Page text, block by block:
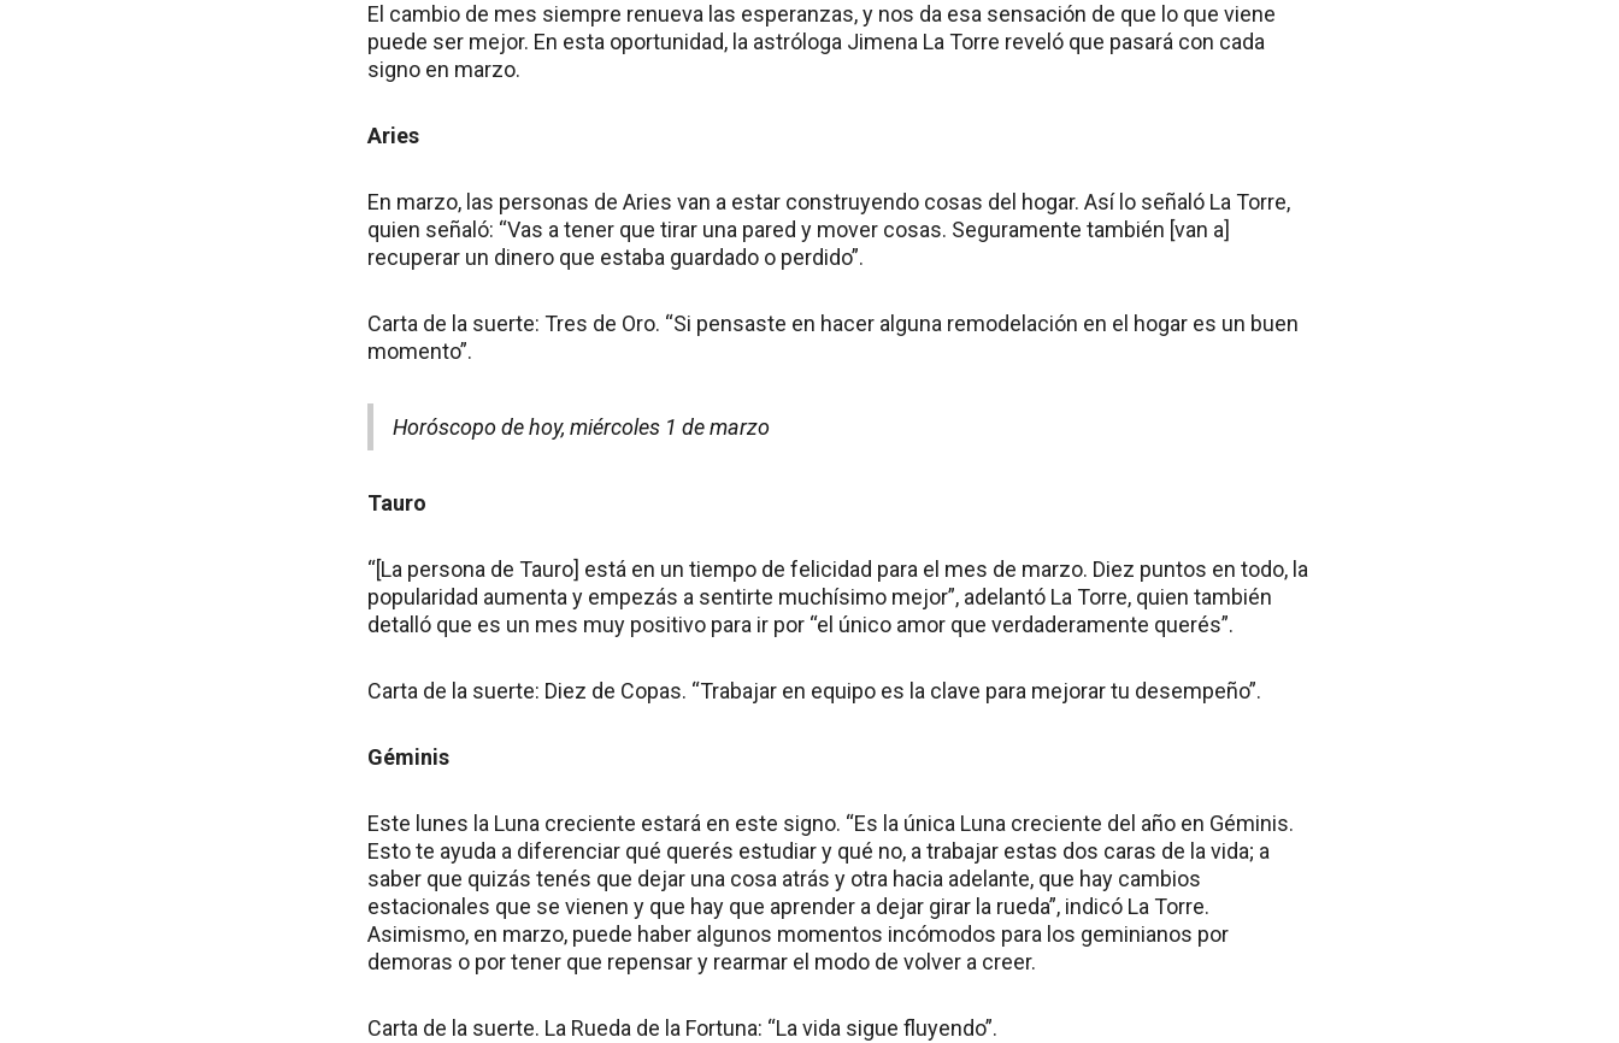
El cambio de mes siempre renueva las esperanzas, y nos da esa sensación de que lo que viene
puede ser mejor. En esta oportunidad, la astróloga Jimena La Torre reveló que pasará con cada
signo en marzo.
Aries
En marzo, las personas de Aries van a estar construyendo cosas del hogar. Así lo señaló La Torre,
quien señaló: “Vas a tener que tirar una pared y mover cosas. Seguramente también [van a]
recuperar un dinero que estaba guardado o perdido”.
Carta de la suerte: Tres de Oro. “Si pensaste en hacer alguna remodelación en el hogar es un buen
momento”.
Horóscopo de hoy, miércoles 1 de marzo
Tauro
“[La persona de Tauro] está en un tiempo de felicidad para el mes de marzo. Diez puntos en todo, la
popularidad aumenta y empezás a sentirte muchísimo mejor”, adelantó La Torre, quien también
detalló que es un mes muy positivo para ir por “el único amor que verdaderamente querés”.
Carta de la suerte: Diez de Copas. “Trabajar en equipo es la clave para mejorar tu desempeño”.
Géminis
Este lunes la Luna creciente estará en este signo. “Es la única Luna creciente del año en Géminis.
Esto te ayuda a diferenciar qué querés estudiar y qué no, a trabajar estas dos caras de la vida; a
saber que quizás tenés que dejar una cosa atrás y otra hacia adelante, que hay cambios
estacionales que se vienen y que hay que aprender a dejar girar la rueda”, indicó La Torre.
Asimismo, en marzo, puede haber algunos momentos incómodos para los geminianos por
demoras o por tener que repensar y rearmar el modo de volver a creer.
Carta de la suerte. La Rueda de la Fortuna: “La vida sigue fluyendo”.